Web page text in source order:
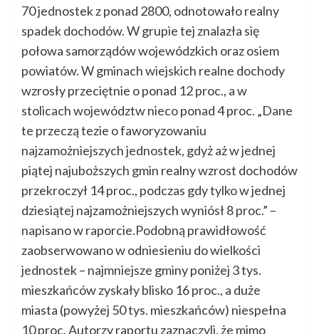
70 jednostek z ponad 2800, odnotowało realny
spadek dochodów. W grupie tej znalazła się
połowa samorządów wojewódzkich oraz osiem
powiatów. W gminach wiejskich realne dochody
wzrosły przeciętnie o ponad 12 proc., a w
stolicach województw nieco ponad 4 proc. „Dane
te przeczą tezie o faworyzowaniu
najzamożniejszych jednostek, gdyż aż w jednej
piątej najuboższych gmin realny wzrost dochodów
przekroczył 14 proc., podczas gdy tylko w jednej
dziesiątej najzamożniejszych wyniósł 8 proc.” –
napisano w raporcie.Podobną prawidłowość
zaobserwowano w odniesieniu do wielkości
jednostek – najmniejsze gminy poniżej 3 tys.
mieszkańców zyskały blisko 16 proc., a duże
miasta (powyżej 50 tys. mieszkańców) niespełna
10 proc. Autorzy raportu zaznaczyli, że mimo